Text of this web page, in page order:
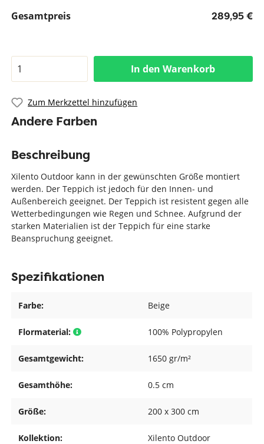
Gesamtpreis 289,95 €
In den Warenkorb
Zum Merkzettel hinzufügen
Andere Farben
Beschreibung
Xilento Outdoor kann in der gewünschten Größe montiert
werden. Der Teppich ist jedoch für den Innen- und
Außenbereich geeignet. Der Teppich ist resistent gegen alle
Wetterbedingungen wie Regen und Schnee. Aufgrund der
starken Materialien ist der Teppich für eine starke
Beanspruchung geeignet.
Spezifikationen
Farbe: Beige
Flormaterial: 100% Polypropylen
Gesamtgewicht: 1650 gr/m²
Gesamthöhe: 0.5 cm
Größe: 200 x 300 cm
Kollektion: Xilento Outdoor